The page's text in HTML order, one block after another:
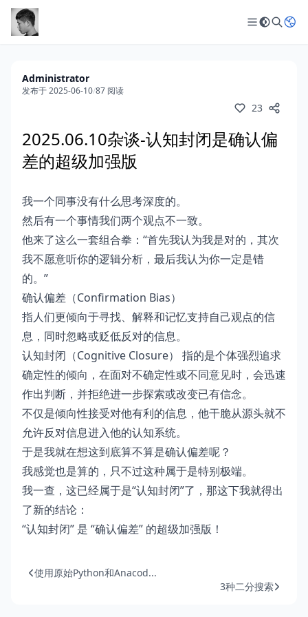
Administrator
发布于 2025-06-10/87 阅读
23
2025.06.10杂谈-认知封闭是确认偏
差的超级加强版
我一个同事没有什么思考深度的。
然后有一个事情我们两个观点不一致。
他来了这么一套组合拳：“首先我认为我是对的，其次
我不愿意听你的逻辑分析，最后我认为你一定是错
的。”
确认偏差（Confirmation Bias）
指人们更倾向于寻找、解释和记忆支持自己观点的信
息，同时忽略或贬低反对的信息。
认知封闭（Cognitive Closure） 指的是个体强烈追求
确定性的倾向，在面对不确定性或不同意见时，会迅速
作出判断，并拒绝进一步探索或改变已有信念。
不仅是倾向性接受对他有利的信息，他干脆从源头就不
允许反对信息进入他的认知系统。
于是我就在想这到底算不算是确认偏差呢？
我感觉也是算的，只不过这种属于是特别极端。
我一查，这已经属于是“认知封闭”了，那这下我就得出
了新的结论：
“认知封闭” 是 “确认偏差” 的超级加强版！
使用原始Python和Anacod...
3种二分搜索